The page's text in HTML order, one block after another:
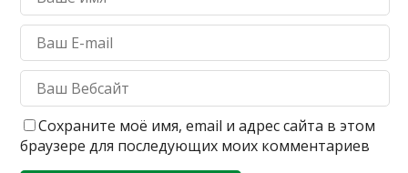
Сохраните моё имя, email и адрес сайта в этом
браузере для последующих моих комментариев